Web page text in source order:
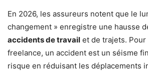
En 2026, les assureurs notent que le
changement » enregistre une hausse
accidents de travail et de trajets. Pour
freelance, un accident est un séisme
risque en réduisant les déplacements